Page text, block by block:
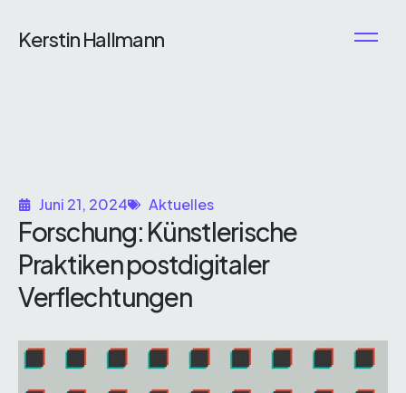
Kerstin Hallmann
Juni 21, 2024 Aktuelles
Forschung: Künstlerische
Praktiken postdigitaler
Verflechtungen